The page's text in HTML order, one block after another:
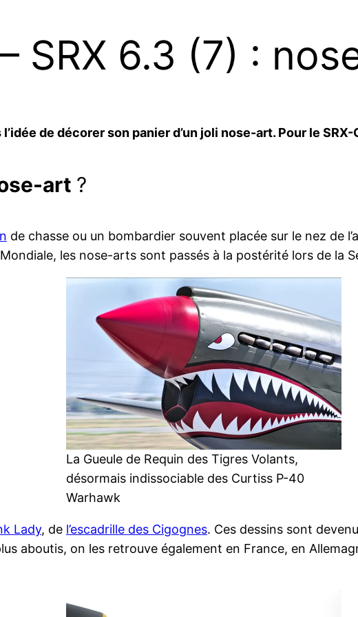
SRX 6.3 (7) :
l’idée de décorer son panier d’un joli nose-art. Pour le
art ?
de chasse ou un bombardier souvent placée sur le nez de
les nose-arts sont passés à la postérité lors de la
La Gueule de Requin des Tigres Volants,
désormais indissociable des Curtiss P-40
Warhawk
Lady, de l’escadrille des Cigognes. Ces dessins sont
aboutis, on les retrouve également en France, en